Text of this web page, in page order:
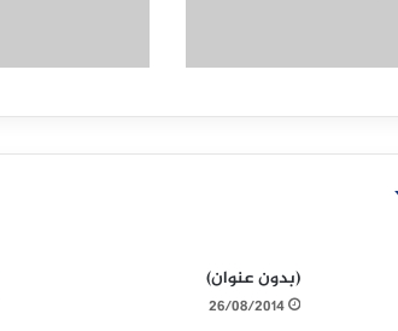
(بدون عنوان)
26/08/2014